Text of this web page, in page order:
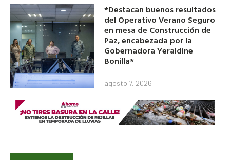
*Destacan buenos resultados
del Operativo Verano Seguro
en mesa de Construcción de
Paz, encabezada por la
Gobernadora Yeraldine
Bonilla*
agosto 7, 2026